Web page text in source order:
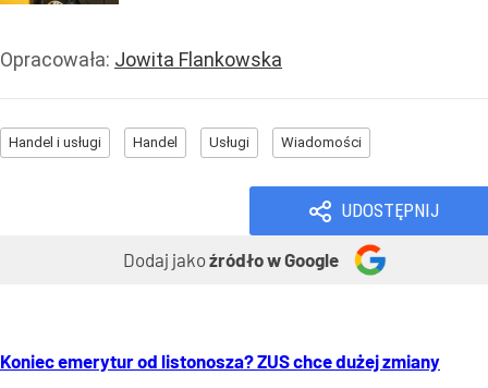
Opracowała: Jowita Flankowska
Handel i usługi Handel Usługi Wiadomości
UDOSTĘPNIJ
Dodaj jakoźródło w Google
Koniec emerytur od listonosza? ZUS chce dużej zmiany